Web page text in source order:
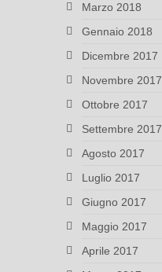
Marzo 2018
Gennaio 2018
Dicembre 2017
Novembre 2017
Ottobre 2017
Settembre 2017
Agosto 2017
Luglio 2017
Giugno 2017
Maggio 2017
Aprile 2017